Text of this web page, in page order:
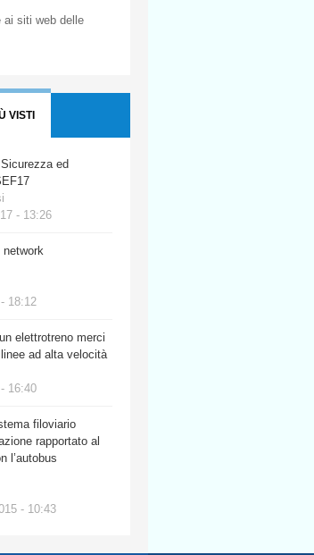
ai siti web delle
VISTI
ed
- 13:26
network
18:12
elettrotreno merci
ad alta velocità
16:40
filoviario
rapportato al
l’autobus
- 10:43